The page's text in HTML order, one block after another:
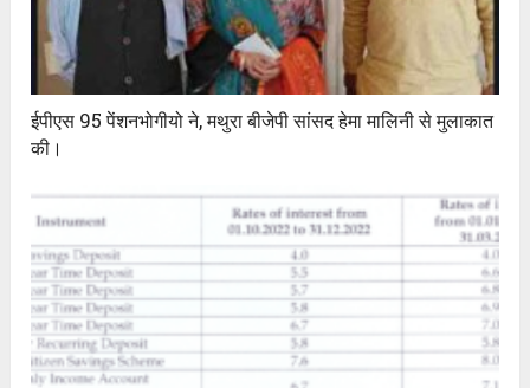
ईपीएस 95 पेंशनभोगीयो ने, मथुरा बीजेपी सांसद हेमा मालिनी से मुलाकात
की।